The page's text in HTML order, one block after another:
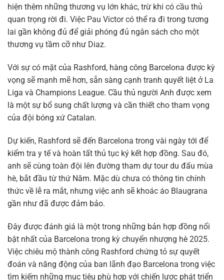
hiện thêm những thương vụ lớn khác, trừ khi có cầu thủ
quan trọng rời đi. Việc Pau Victor có thể ra đi trong tương
lai gần không đủ để giải phóng đủ ngân sách cho một
thương vụ tầm cỡ như Diaz.
Với sự có mặt của Rashford, hàng công Barcelona được kỳ
vọng sẽ mạnh mẽ hơn, sẵn sàng cạnh tranh quyết liệt ở La
Liga và Champions League. Cầu thủ người Anh được xem
là một sự bổ sung chất lượng và cần thiết cho tham vọng
của đội bóng xứ Catalan.
Dự kiến, Rashford sẽ đến Barcelona trong vài ngày tới để
kiểm tra y tế và hoàn tất thủ tục ký kết hợp đồng. Sau đó,
anh sẽ cùng toàn đội lên đường tham dự tour du đấu mùa
hè, bắt đầu từ thứ Năm. Mặc dù chưa có thông tin chính
thức về lễ ra mắt, nhưng việc anh sẽ khoác áo Blaugrana
gần như đã được đảm bảo.
Đây được đánh giá là một trong những bản hợp đồng nổi
bật nhất của Barcelona trong kỳ chuyển nhượng hè 2025.
Việc chiêu mộ thành công Rashford chứng tỏ sự quyết
đoán và năng động của ban lãnh đạo Barcelona trong việc
tìm kiếm những mục tiêu phù hợp với chiến lược phát triển